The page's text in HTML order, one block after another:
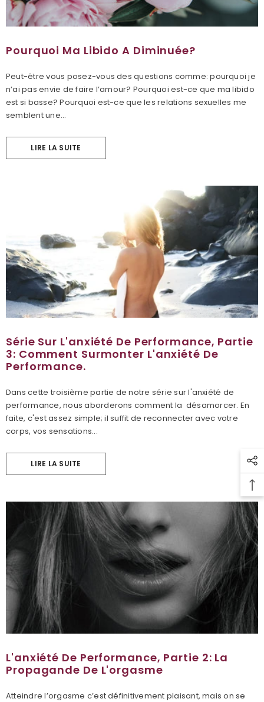
Pourquoi Ma Libido A Diminuée?
Peut-être vous posez-vous des questions comme: pourquoi je
n’ai pas envie de faire l’amour? Pourquoi est-ce que ma libido
est si basse? Pourquoi est-ce que les relations sexuelles me
semblent une...
LIRE LA SUITE
Série Sur L'anxiété De Performance, Partie
3: Comment Surmonter L'anxiété De
Performance.
Dans cette troisième partie de notre série sur l'anxiété de
performance, nous aborderons comment la désamorcer. En
faite, c'est assez simple; il suffit de reconnecter avec votre
corps, vos sensations...
LIRE LA SUITE
L'anxiété De Performance, Partie 2: La
Propagande De L'orgasme
Atteindre l’orgasme c’est définitivement plaisant, mais on se